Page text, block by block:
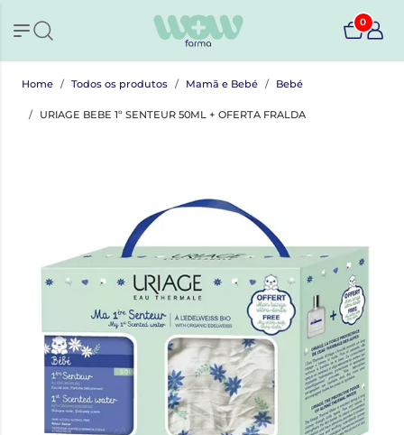
0
Home Todos os produtos Mamã e Bebé Bebé
URIAGE BEBE 1º SENTEUR 50ML + OFERTA FRALDA